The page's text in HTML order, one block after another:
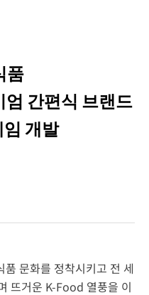
품
엄 간편식 브랜드
임 개발
문화를 정착시키고 전 세
뜨거운 K-Food 열풍을 이